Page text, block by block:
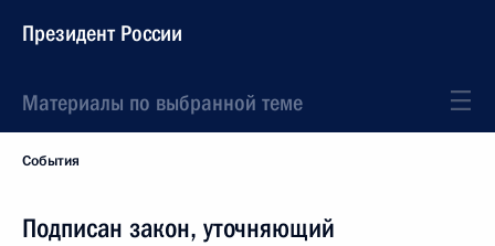
Президент России
Материалы по выбранной теме
События
Подписан закон, уточняющий